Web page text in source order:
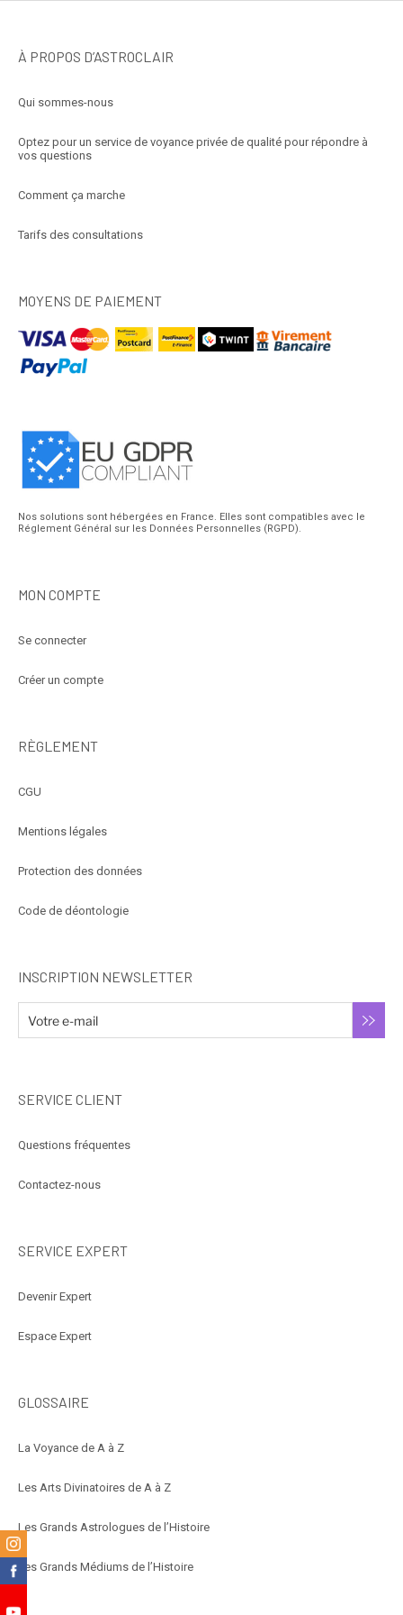
À PROPOS D’ASTROCLAIR
Qui sommes-nous
Optez pour un service de voyance privée de qualité pour répondre à
vos questions
Comment ça marche
Tarifs des consultations
MOYENS DE PAIEMENT
Nos solutions sont hébergées en France. Elles sont compatibles avec le
Réglement Général sur les Données Personnelles (RGPD).
MON COMPTE
Se connecter
Créer un compte
RÈGLEMENT
CGU
Mentions légales
Protection des données
Code de déontologie
INSCRIPTION NEWSLETTER
SERVICE CLIENT
Questions fréquentes
Contactez-nous
SERVICE EXPERT
Devenir Expert
Espace Expert
GLOSSAIRE
La Voyance de A à Z
Les Arts Divinatoires de A à Z
Les Grands Astrologues de l’Histoire
Les Grands Médiums de l’Histoire